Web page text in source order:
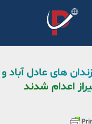
های عادل آباد و
اعدام شدند